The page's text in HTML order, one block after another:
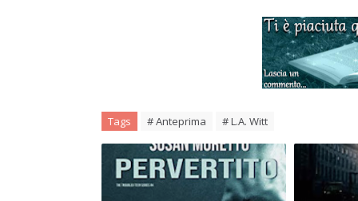
Tags # Anteprima # L.A. Witt